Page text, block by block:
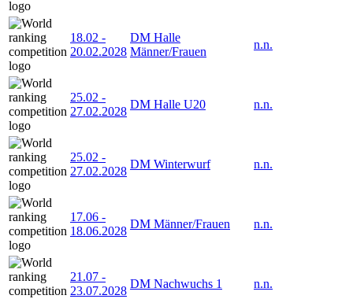
18.02 -
20.02.2028
DM Halle
Männer/Frauen
n.n.
25.02 -
27.02.2028
DM Halle U20 n.n.
25.02 -
27.02.2028
DM Winterwurf n.n.
17.06 -
18.06.2028
DM Männer/Frauen n.n.
21.07 -
23.07.2028
DM Nachwuchs 1 n.n.